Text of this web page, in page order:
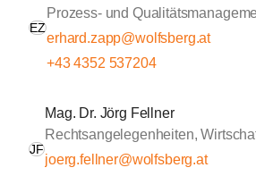
EZ
erhard.zapp@wolfsberg.at
+43 4352 537204
JF
Mag. Dr. Jörg Fellner
Rechtsangelegenheiten,
joerg.fellner@wolfsberg.at